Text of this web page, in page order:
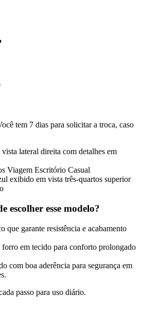
tem 7 dias para solicitar a troca, caso
Viagem Escritório Casual
escolher esse modelo?
que garante resistência e acabamento
em tecido para conforto prolongado
com boa aderência para segurança em
passo para uso diário.